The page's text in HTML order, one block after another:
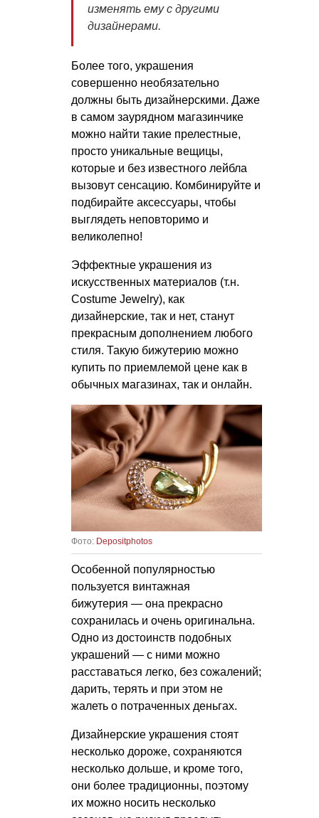
изменять ему с другими
дизайнерами.
Более того, украшения
совершенно необязательно
должны быть дизайнерскими. Даже
в самом заурядном магазинчике
можно найти такие прелестные,
просто уникальные вещицы,
которые и без известного лейбла
вызовут сенсацию. Комбинируйте и
подбирайте аксессуары, чтобы
выглядеть неповторимо и
великолепно!
Эффектные украшения из
искусственных материалов (т.н.
Costume Jewelry), как
дизайнерские, так и нет, станут
прекрасным дополнением любого
стиля. Такую бижутерию можно
купить по приемлемой цене как в
обычных магазинах, так и онлайн.
Фото: Depositphotos
Особенной популярностью
пользуется винтажная
бижутерия — она прекрасно
сохранилась и очень оригинальна.
Одно из достоинств подобных
украшений — с ними можно
расставаться легко, без сожалений;
дарить, терять и при этом не
жалеть о потраченных деньгах.
Дизайнерские украшения стоят
несколько дороже, сохраняются
несколько дольше, и кроме того,
они более традиционны, поэтому
их можно носить несколько